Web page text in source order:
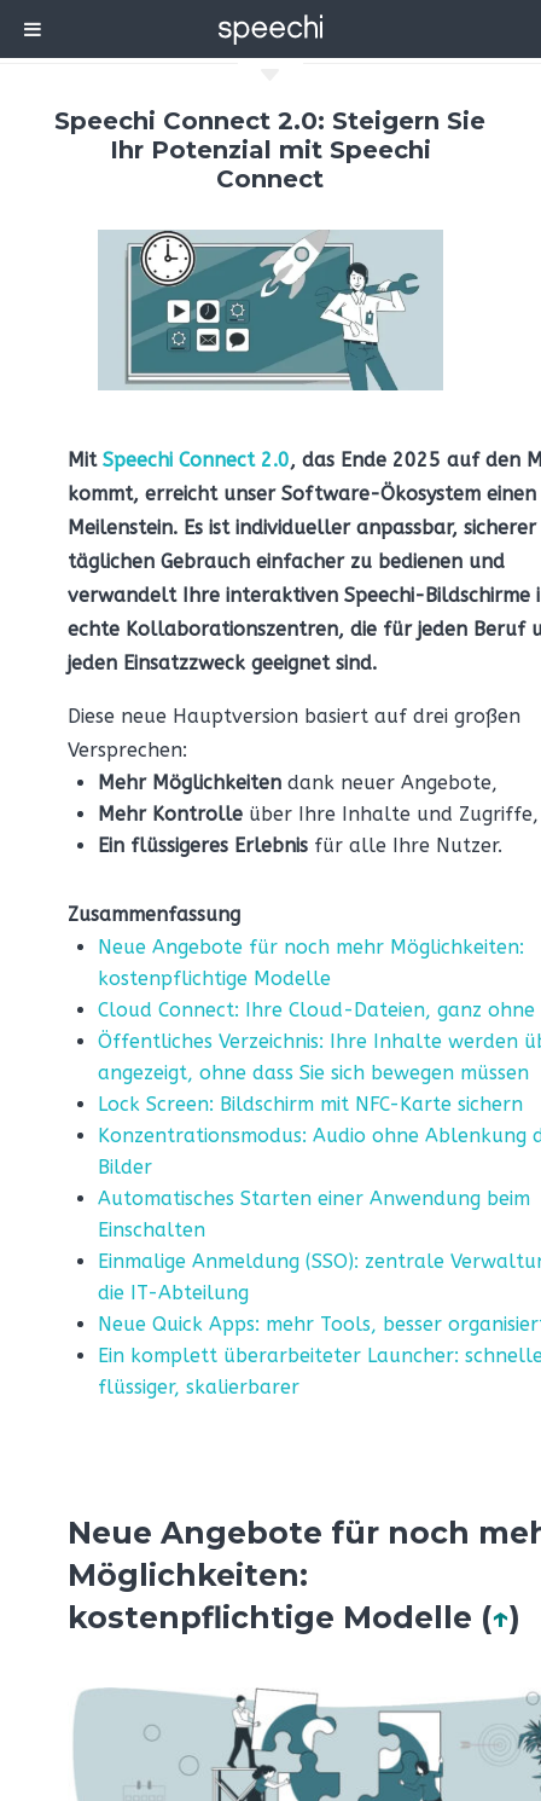
Speechi Connect 2.0: Steigern Sie
Ihr Potenzial mit Speechi
Connect
Mit Speechi Connect 2.0, das Ende 2025 auf den
kommt, erreicht unser Software-Ökosystem einen
Meilenstein. Es ist individueller anpassbar,
täglichen Gebrauch einfacher zu bedienen und
verwandelt Ihre interaktiven Speechi-Bildschirme
echte Kollaborationszentren, die für jeden Beruf
jeden Einsatzzweck geeignet sind.
Diese neue Hauptversion basiert auf drei großen
Versprechen:
Mehr Möglichkeiten dank neuer Angebote,
Mehr Kontrolle über Ihre Inhalte und Zugriffe,
Ein flüssigeres Erlebnis für alle Ihre Nutzer.
Zusammenfassung
Neue Angebote für noch mehr Möglichkeiten:
kostenpflichtige Modelle
Cloud Connect: Ihre Cloud-Dateien, ganz ohne
Öffentliches Verzeichnis: Ihre Inhalte werden
angezeigt, ohne dass Sie sich bewegen müssen
Lock Screen: Bildschirm mit NFC-Karte sichern
Konzentrationsmodus: Audio ohne Ablenkung
Bilder
Automatisches Starten einer Anwendung beim
Einschalten
Einmalige Anmeldung (SSO): zentrale
die IT-Abteilung
Neue Quick Apps: mehr Tools, besser
Ein komplett überarbeiteter Launcher:
flüssiger, skalierbarer
Neue Angebote für noch
Möglichkeiten:
kostenpflichtige Modelle (↑)